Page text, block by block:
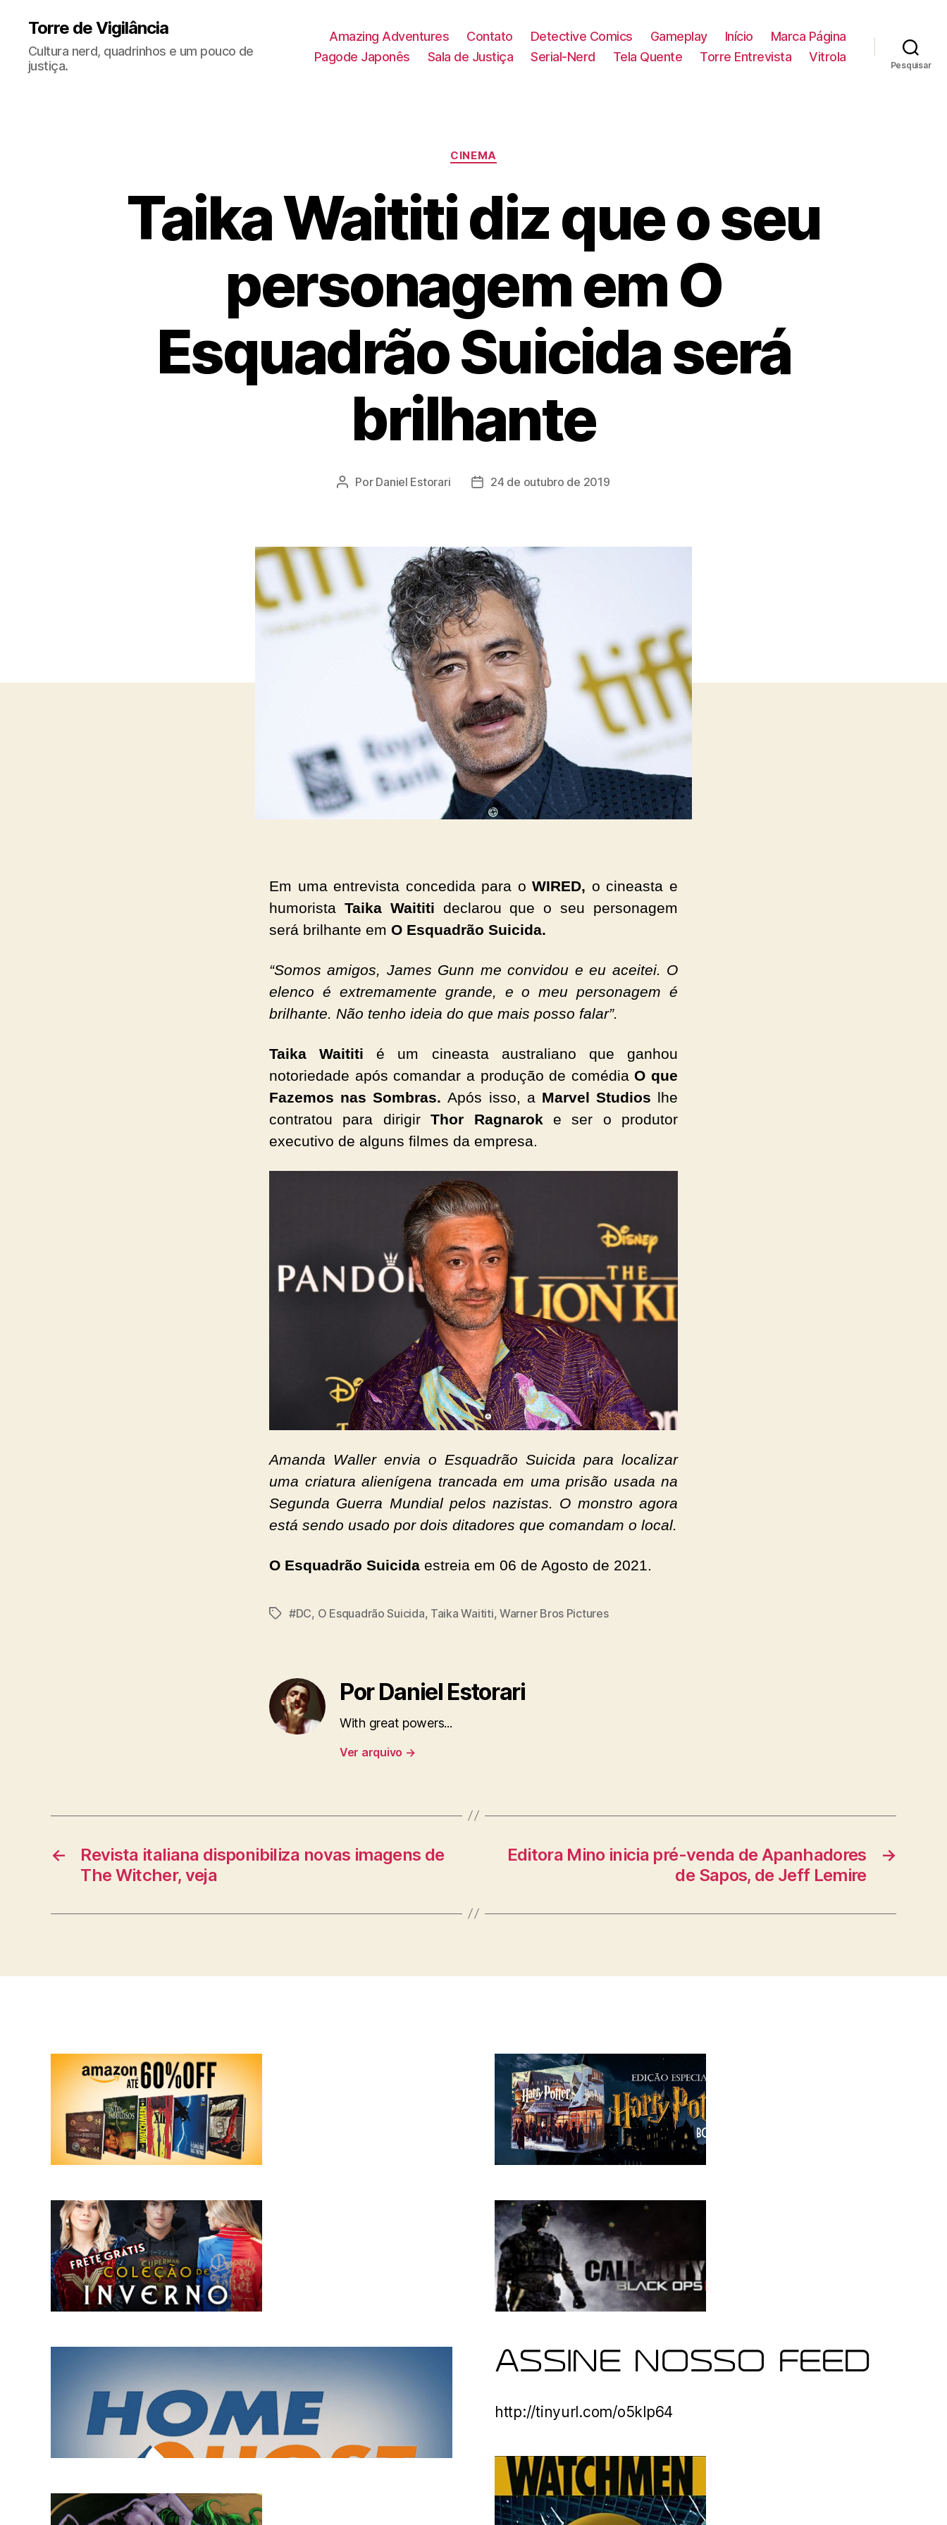
Torre de Vigilância
Cultura nerd, quadrinhos e um pouco de
justiça.
Amazing Adventures Contato Detective Comics Gameplay Início
Marca Página
Pagode Japonês
Sala de Justiça Serial-Nerd Tela Quente Torre Entrevista Vitrola
Pesquisar
Categorias
CINEMA
Taika Waititi diz que o seu
personagem em O
Esquadrão Suicida será
brilhante
Autor
Por Daniel Estorari
Data24 de outubro de 2019
Em uma entrevista concedida para oWIRED, o cineasta e
humorista Taika Waititi declarou que o seu personagem
será brilhante em O Esquadrão Suicida.
“Somos amigos, James Gunn me convidou e eu aceitei. O
elenco é extremamente grande, e o meu personagem é
brilhante. Não tenho ideia do que mais posso falar”.
Taika Waititi é um cineasta australiano que ganhou
notoriedade após comandar a produção de comédiaO que
Fazemos nas Sombras. Após isso, a Marvel Studios lhe
contratou para dirigirThor Ragnarok e ser o produtor
executivo de alguns filmes da empresa.
Amanda Waller envia o Esquadrão Suicida para localizar
uma criatura alienígena trancada em uma prisão usada na
Segunda Guerra Mundial pelos nazistas. O monstro agora
está sendo usado por dois ditadores que comandam o local.
O Esquadrão Suicida estreia em 06 de Agosto de 2021.
Tags#DC, O Esquadrão Suicida, Taika Waititi, Warner Bros Pictures
Por Daniel Estorari
With great powers...
Ver arquivo →
←
Revista italiana disponibiliza novas imagens de
The Witcher, veja
→
Editora Mino inicia pré-venda de Apanhadores
de Sapos, de Jeff Lemire
ASSINE NOSSO FEED
http://tinyurl.com/o5klp64